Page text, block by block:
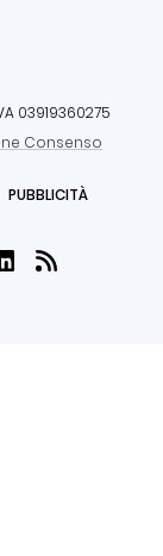
03919360275
Consenso
PUBBLICITÀ